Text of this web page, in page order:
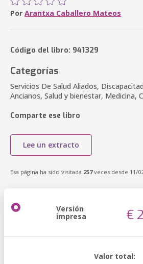
Por Arantxa Caballero Mateos
Código del libro: 941329
Categorías
Servicios De Salud Aliados,
Ancianos, Salud y bienestar, Medicina,
Comparte ese libro
Lee un extracto
Esa página ha sido visitada 257veces desde 11/
Versión
impresa €
Valor total: